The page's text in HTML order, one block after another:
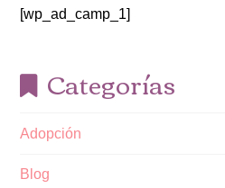
[wp_ad_camp_1]
Categorías
Adopción
Blog